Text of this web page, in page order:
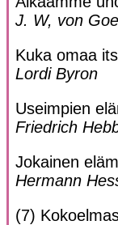
J. W, von
Kuka omaa
Lordi Byron
Useimpien
Friedrich
Jokainen
Hermann
(7)